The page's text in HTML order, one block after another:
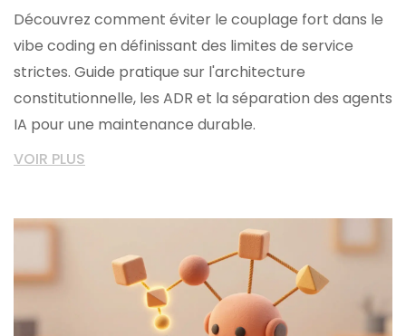
Découvrez comment éviter le couplage fort dans le
vibe coding en définissant des limites de service
strictes. Guide pratique sur l'architecture
constitutionnelle, les ADR et la séparation des agents
IA pour une maintenance durable.
VOIR PLUS